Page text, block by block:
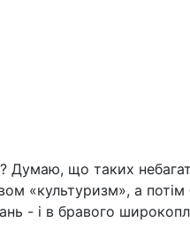
Думаю, що таких
«культуризм», а
- і в бравого